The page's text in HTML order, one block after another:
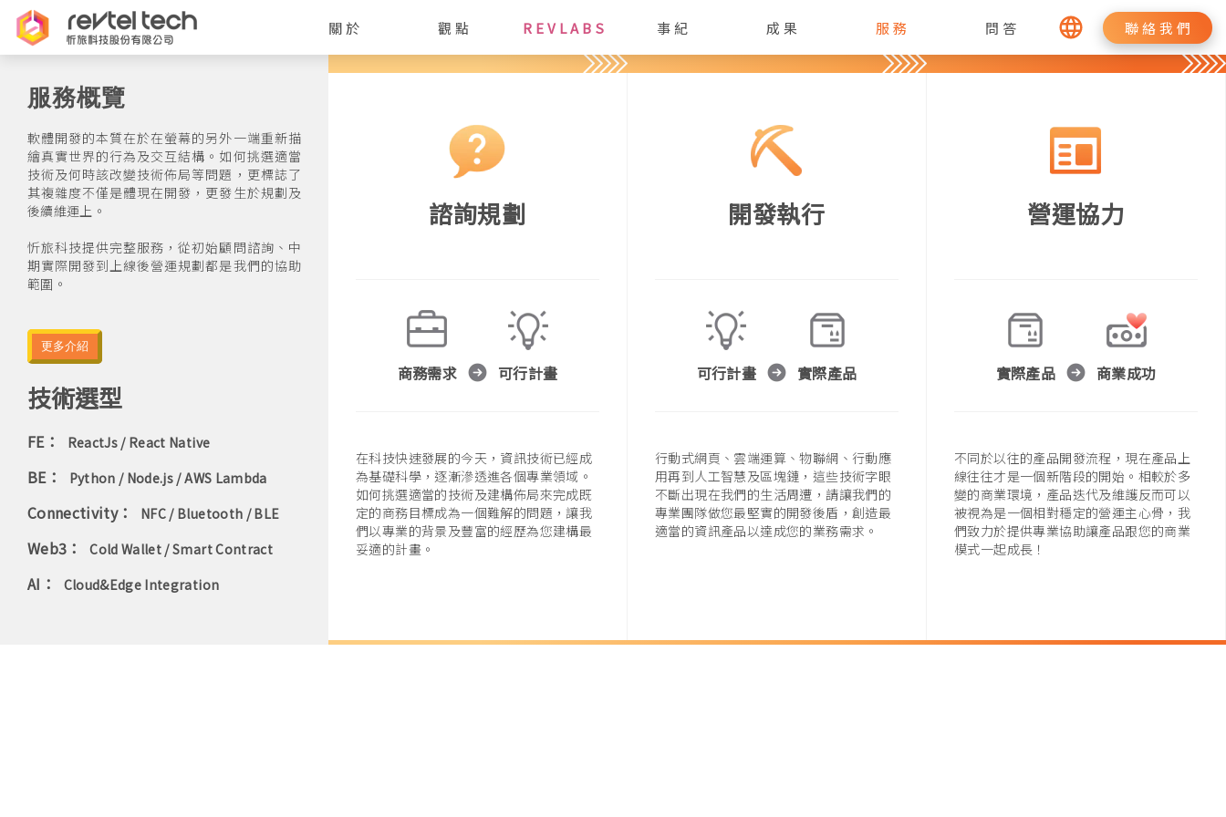
關於 觀點 REVLABS 事紀 成果 服務 問答 聯絡我們
服務概覽
軟體開發的本質在於在螢幕的另外一端重新描
繪真實世界的行為及交互結構。如何挑選適當
技術及何時該改變技術佈局等問題，更標誌了
其複雜度不僅是體現在開發，更發生於規劃及
後續維運上。
忻旅科技提供完整服務，從初始顧問諮詢、中
期實際開發到上線後營運規劃都是我們的協助
範圍。
更多介紹
技術選型
FE： ReactJs / React Native
BE： Python / Node.js / AWS Lambda
Connectivity： NFC / Bluetooth / BLE
Web3： Cold Wallet / Smart Contract
AI： Cloud&Edge Integration
諮詢規劃
商務需求 可行計畫
在科技快速發展的今天，資訊技術已經成
為基礎科學，逐漸滲透進各個專業領域。
如何挑選適當的技術及建構佈局來完成既
定的商務目標成為一個難解的問題，讓我
們以專業的背景及豐富的經歷為您建構最
妥適的計畫。
開發執行
可行計畫 實際產品
行動式網頁、雲端運算、物聯網、行動應
用再到人工智慧及區塊鏈，這些技術字眼
不斷出現在我們的生活周遭，請讓我們的
專業團隊做您最堅實的開發後盾，創造最
適當的資訊產品以達成您的業務需求。
營運協力
實際產品 商業成功
不同於以往的產品開發流程，現在產品上
線往往才是一個新階段的開始。相較於多
變的商業環境，產品迭代及維護反而可以
被視為是一個相對穩定的營運主心骨，我
們致力於提供專業協助讓產品跟您的商業
模式一起成長！